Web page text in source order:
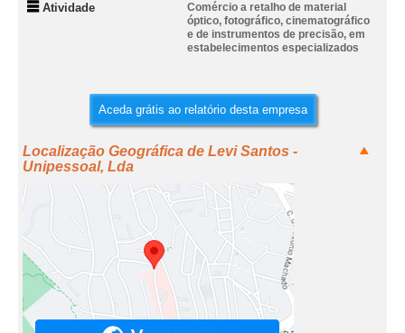
Atividade
Comércio a retalho de material
óptico, fotográfico, cinematográfico
e de instrumentos de precisão, em
estabelecimentos especializados
Aceda grátis ao relatório desta empresa
Localização Geográfica de Levi Santos -
Unipessoal, Lda